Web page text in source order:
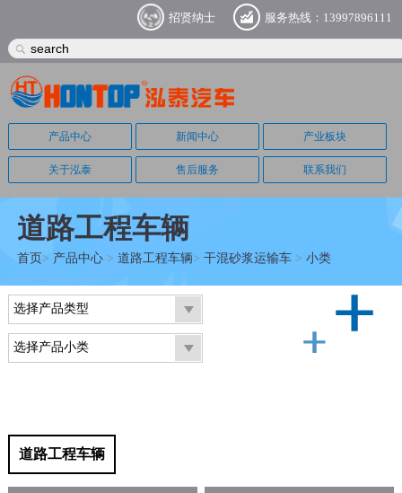
招贤纳士 服务热线：13997896111
产品中心 新闻中心 产业板块
关于泓泰 售后服务 联系我们
道路工程车辆
首页> 产品中心> 道路工程车辆> 干混砂浆运输车> 小类
选择产品类型
选择产品小类
道路工程车辆